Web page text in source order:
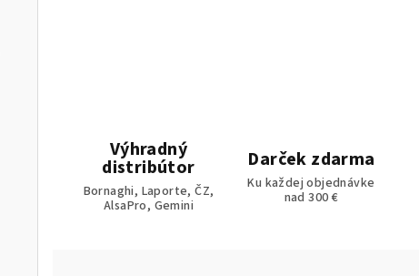
Výhradný
distribútor
Bornaghi, Laporte, ČZ,
AlsaPro, Gemini
Darček zdarma
Ku každej objednávke
nad 300 €